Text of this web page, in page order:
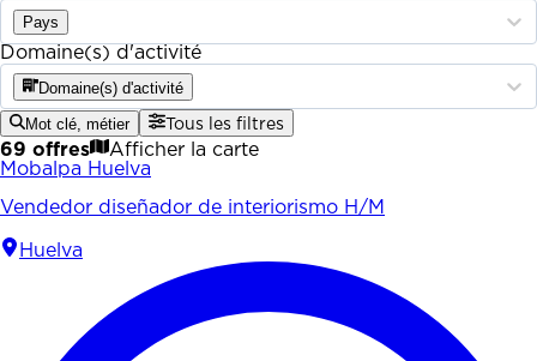
Pays
Domaine(s) d'activité
Domaine(s) d'activité
Mot clé, métier Tous les filtres
69 offres
Afficher la carte
Mobalpa Huelva
Vendedor diseñador de interiorismo H/M
Huelva